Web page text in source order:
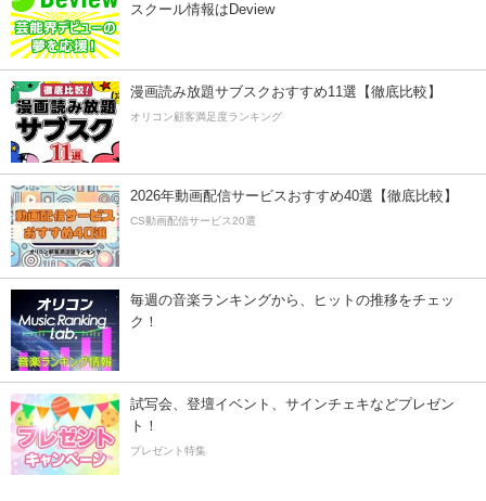
スクール情報はDeview
漫画読み放題サブスクおすすめ11選【徹底比較】
オリコン顧客満足度ランキング
2026年動画配信サービスおすすめ40選【徹底比較】
CS動画配信サービス20選
毎週の音楽ランキングから、ヒットの推移をチェッ
ク！
試写会、登壇イベント、サインチェキなどプレゼン
ト！
プレゼント特集